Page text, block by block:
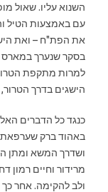
השנוא עליו. שאול
עם באמצעות הטיל
למרות מתקפת
הישגים בדרך
כנגד כל הדברים
באהוד ברק שערפאת
ושדרך המשא ומתן
מרידור וחיים רמון
ולב להקימה. אחר כך